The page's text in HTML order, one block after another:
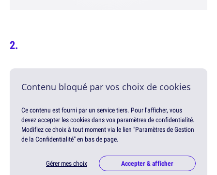
Contenu bloqué par vos choix de cookies
Ce contenu est fourni par un service tiers. Pour l'afficher, vous
devez accepter les cookies dans vos paramètres de confidentialité.
Modifiez ce choix à tout moment via le lien "Paramètres de Gestion
de la Confidentialité" en bas de page.
Gérer mes choix Accepter & afficher